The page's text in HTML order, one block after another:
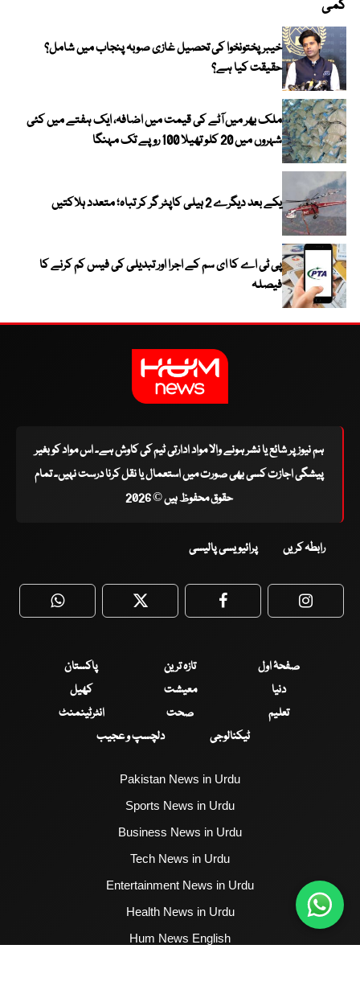
کمی
خیبر پختونخوا کی تحصیل غازی صوبہ پنجاب میں شامل؟
حقیقت کیا ہے؟
ملک بھر میں آٹے کی قیمت میں اضافہ، ایک ہفتے میں کئی
شہروں میں 20 کلو تھیلا 100 روپے تک مہنگا
یکے بعد دیگرے 2 ہیلی کاپٹر گر کر تباہ؛ متعدد ہلاکتیں
پی ٹی اے کا ای سم کے اجرا اور تبدیلی کی فیس کم کرنے کا
فیصلہ
ہم نیوز پر شائع یا نشر ہونے والا مواد ادارتی ٹیم کی کاوش ہے۔ اس مواد کو بغیر
پیشگی اجازت کسی بھی صورت میں استعمال یا نقل کرنا درست نہیں۔ تمام
حقوق محفوظ ہیں © 2026
رابطہ کریں پرائیویسی پالیسی
WhatsApp Twitter Facebook
صفحۂ اول تازہ ترین
پاکستان
دنیا
معیشت
کھیل
تعلیم
صحت
انٹرٹینمنٹ
ٹیکنالوجی
دلچسپ و عجیب
Pakistan News in Urdu
Sports News in Urdu
Business News in Urdu
Tech News in Urdu
Entertainment News in Urdu
Health News in Urdu
Hum News English